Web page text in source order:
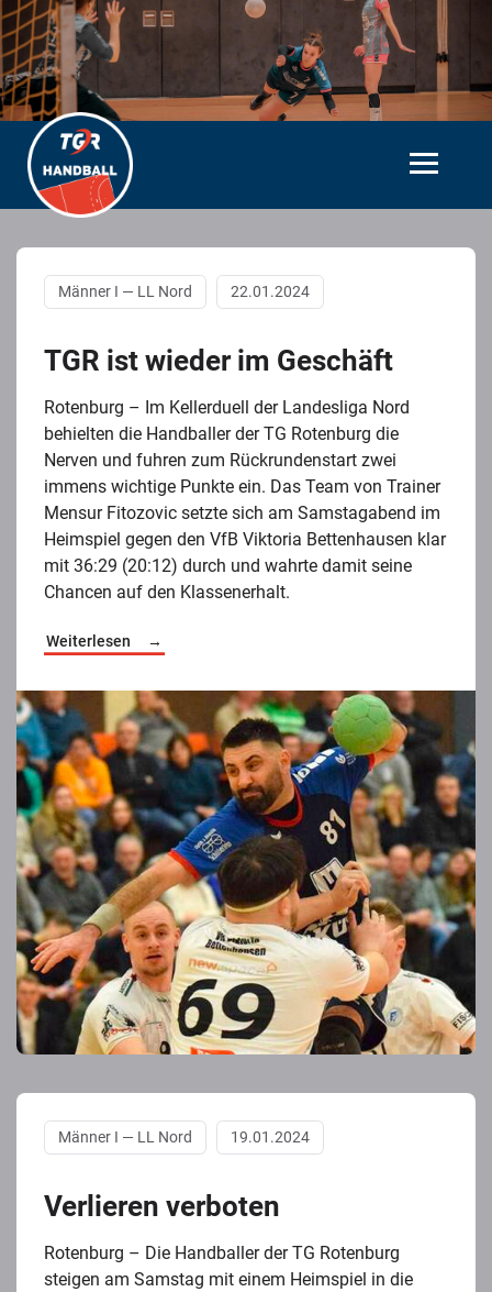
TGR ist wieder im Geschäft
Männer I — LL Nord 22.01.2024
Rotenburg – Im Kellerduell der Landesliga Nord
behielten die Handballer der TG Rotenburg die
Nerven und fuhren zum Rückrundenstart zwei
immens wichtige Punkte ein. Das Team von Trainer
Mensur Fitozovic setzte sich am Samstagabend im
Heimspiel gegen den VfB Viktoria Bettenhausen klar
mit 36:29 (20:12) durch und wahrte damit seine
Chancen auf den Klassenerhalt.
Weiterlesen
Verlieren verboten
Männer I — LL Nord 19.01.2024
Rotenburg – Die Handballer der TG Rotenburg
steigen am Samstag mit einem Heimspiel in die